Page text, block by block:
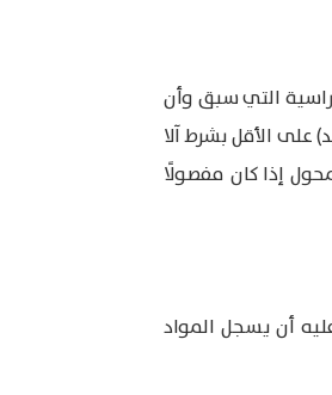
التي سبق وأن
الأقل بشرط آلا
المحول إذا كان مفصولًا
أن يسجل المواد